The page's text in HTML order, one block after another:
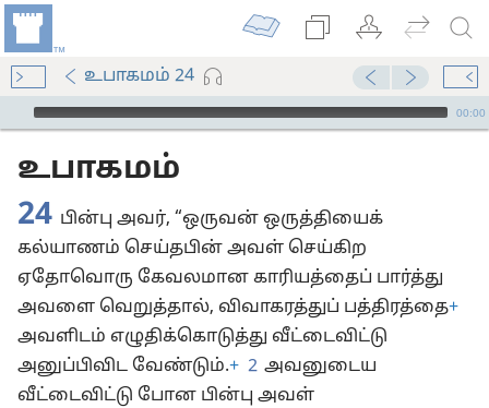
உபாகமம் 24
Audio Player
00:00
உபாகமம்
24 பின்பு அவர், “ஒருவன் ஒருத்தியைக்
கல்யாணம் செய்தபின் அவள் செய்கிற
ஏதோவொரு கேவலமான காரியத்தைப் பார்த்து
அவளை வெறுத்தால், விவாகரத்துப் பத்திரத்தை+
அவளிடம் எழுதிக்கொடுத்து வீட்டைவிட்டு
அனுப்பிவிட வேண்டும்.+ 2 அவனுடைய
வீட்டைவிட்டு போன பின்பு அவள்